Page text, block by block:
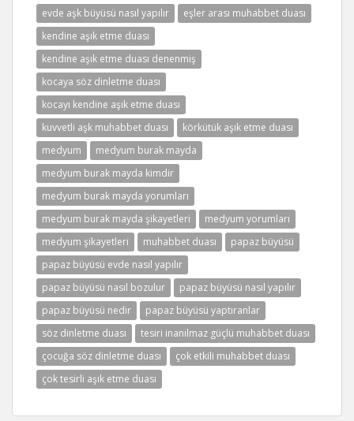
evde aşk büyüsü nasıl yapılır
eşler arası muhabbet duası
kendine aşık etme duası
kendine aşık etme duası denenmiş
kocaya söz dinletme duası
kocayı kendine aşık etme duası
kuvvetli aşk muhabbet duası
körkütük aşık etme duası
medyum
medyum burak mayda
medyum burak mayda kimdir
medyum burak mayda yorumları
medyum burak mayda şikayetleri
medyum yorumları
medyum şikayetleri
muhabbet duası
papaz büyüsü
papaz büyüsü evde nasıl yapılır
papaz büyüsü nasıl bozulur
papaz büyüsü nasıl yapılır
papaz büyüsü nedir
papaz büyüsü yaptıranlar
söz dinletme duası
tesiri inanılmaz güçlü muhabbet duası
çocuğa söz dinletme duası
çok etkili muhabbet duası
çok tesirli aşık etme duası